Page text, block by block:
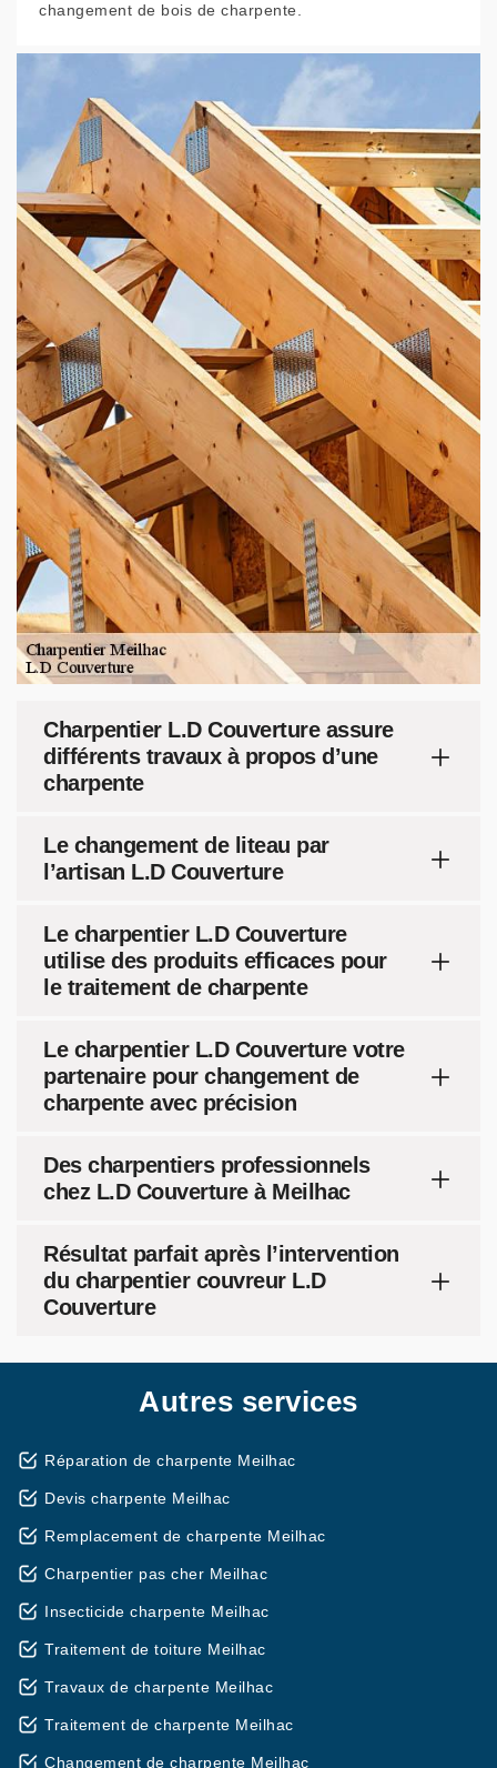
changement de bois de charpente.
Charpentier L.D Couverture assure
différents travaux à propos d’une
charpente
Le changement de liteau par
l’artisan L.D Couverture
Le charpentier L.D Couverture
utilise des produits efficaces pour
le traitement de charpente
Le charpentier L.D Couverture votre
partenaire pour changement de
charpente avec précision
Des charpentiers professionnels
chez L.D Couverture à Meilhac
Résultat parfait après l’intervention
du charpentier couvreur L.D
Couverture
Autres services
Réparation de charpente Meilhac
Devis charpente Meilhac
Remplacement de charpente Meilhac
Charpentier pas cher Meilhac
Insecticide charpente Meilhac
Traitement de toiture Meilhac
Travaux de charpente Meilhac
Traitement de charpente Meilhac
Changement de charpente Meilhac